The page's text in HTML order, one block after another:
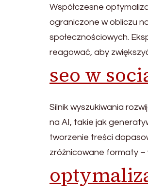
Współczesne
ograniczone w obliczu
społecznościowych.
reagować, aby
seo w
Silnik wyszukiwania
na AI, takie jak
tworzenie treści
zróżnicowane formaty –